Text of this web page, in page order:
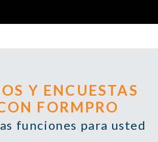
Y ENCUESTAS
FORMPRO
funciones para usted